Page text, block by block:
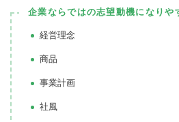
企業ならではの志望動機になりや
経営理念
商品
事業計画
社風